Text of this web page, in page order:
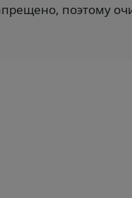
поэтому